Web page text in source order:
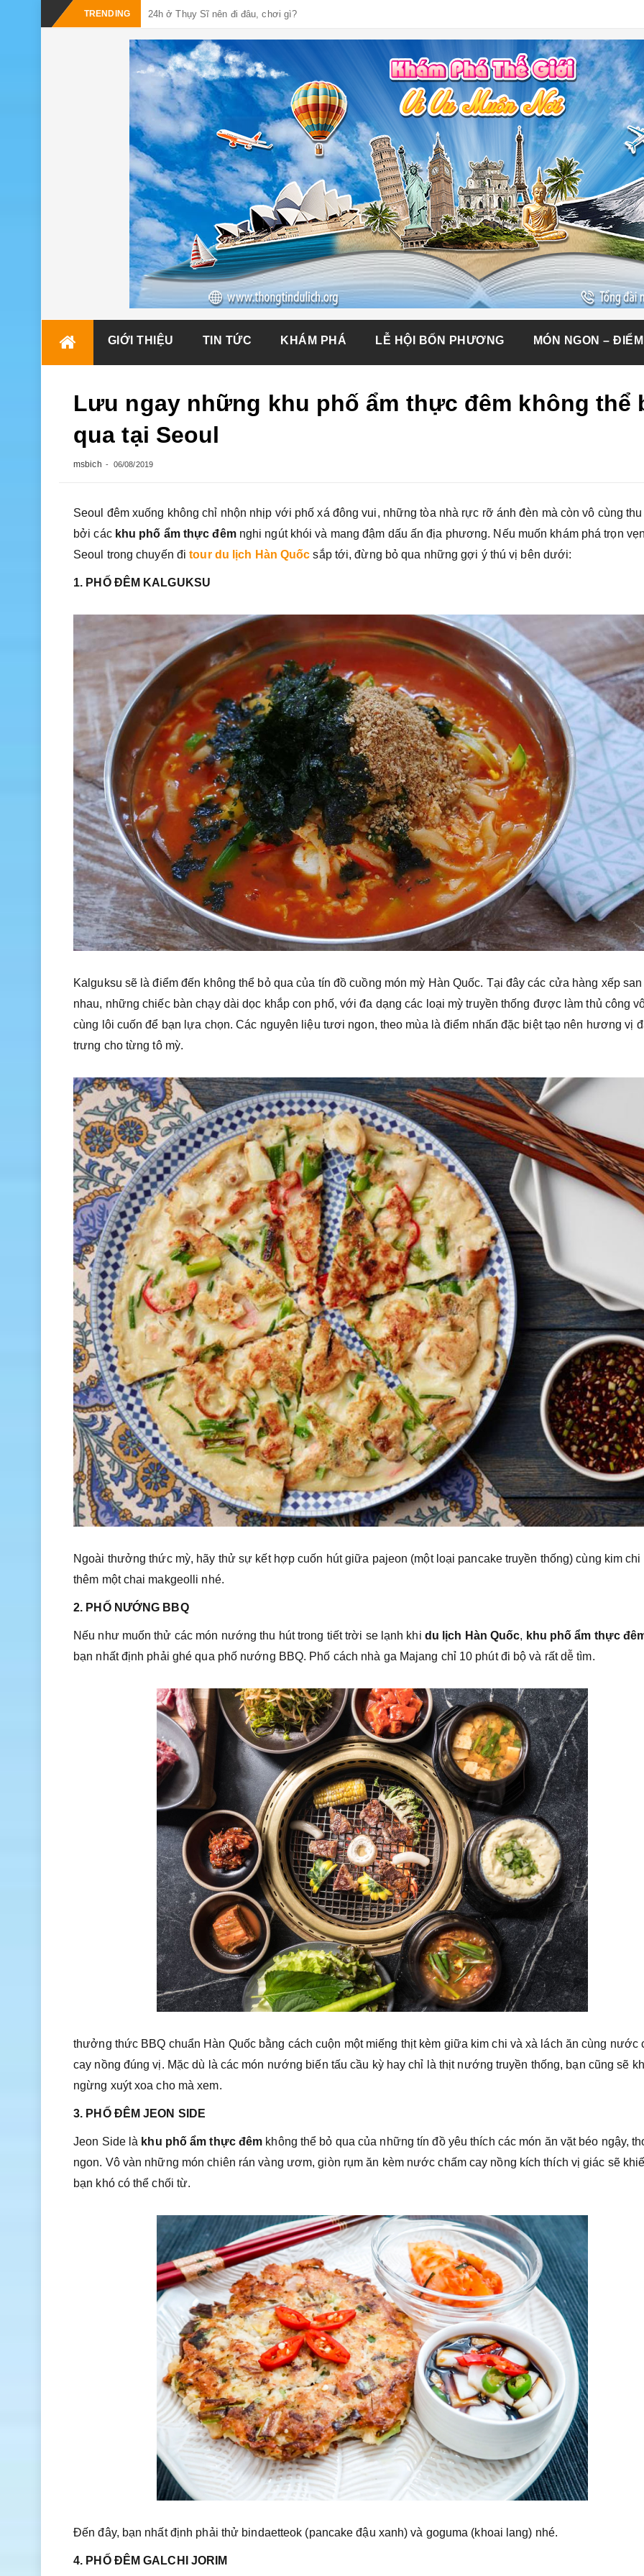
TRENDING -
GIỚI THIỆU TIN TỨC KHÁM PHÁ LỄ HỘI BỐN PHƯƠNG MÓN NGON –
Lưu ngay những khu phố ẩm thực đêm không thể
qua tại Seoul
msbich 06/08/2019
Seoul đêm xuống không chỉ nhộn nhịp với phố xá đông vui, những tòa nhà rực rỡ ánh đèn mà còn vô cùng thu
bởi các khu phố ẩm thực đêmnghi ngút khói và mang đậm dấu ấn địa phương. Nếu muốn khám phá trọn
Seoul trong chuyến đi tour du lịch Hàn Quốc sắp tới, đừng bỏ qua những gợi ý thú vị bên dưới:
1. PHỐ ĐÊM KALGUKSU
Kalguksu sẽ là điểm đến không thể bỏ qua của tín đồ cuồng món mỳ Hàn Quốc. Tại đây các cửa hàng xếp san
nhau, những chiếc bàn chạy dài dọc khắp con phố, với đa dạng các loại mỳ truyền thống được làm thủ công
cùng lôi cuốn để bạn lựa chọn. Các nguyên liệu tươi ngon, theo mùa là điểm nhấn đặc biệt tạo nên hương vị
trưng cho từng tô mỳ.
Ngoài thưởng thức mỳ, hãy thử sự kết hợp cuốn hút giữa pajeon (một loại pancake truyền thống) cùng kim chi
thêm một chai makgeolli nhé.
2. PHỐ NƯỚNG BBQ
Nếu như muốn thử các món nướng thu hút trong tiết trời se lạnh khi du lịch Hàn Quốc, khu phố ẩm thực
bạn nhất định phải ghé qua phố nướng BBQ. Phố cách nhà ga Majang chỉ 10 phút đi bộ và rất dễ tìm.
thưởng thức BBQ chuẩn Hàn Quốc bằng cách cuộn một miếng thịt kèm giữa kim chi và xà lách ăn cùng nước
cay nồng đúng vị. Mặc dù là các món nướng biến tấu cầu kỳ hay chỉ là thịt nướng truyền thống, bạn cũng sẽ
ngừng xuýt xoa cho mà xem.
3. PHỐ ĐÊM JEON SIDE
Jeon Side là khu phố ẩm thực đêm không thể bỏ qua của những tín đồ yêu thích các món ăn vặt béo ngậy,
ngon. Vô vàn những món chiên rán vàng ươm, giòn rụm ăn kèm nước chấm cay nồng kích thích vị giác sẽ
bạn khó có thể chối từ.
Đến đây, bạn nhất định phải thử bindaetteok (pancake đậu xanh) và goguma (khoai lang) nhé.
4. PHỐ ĐÊM GALCHI JORIM